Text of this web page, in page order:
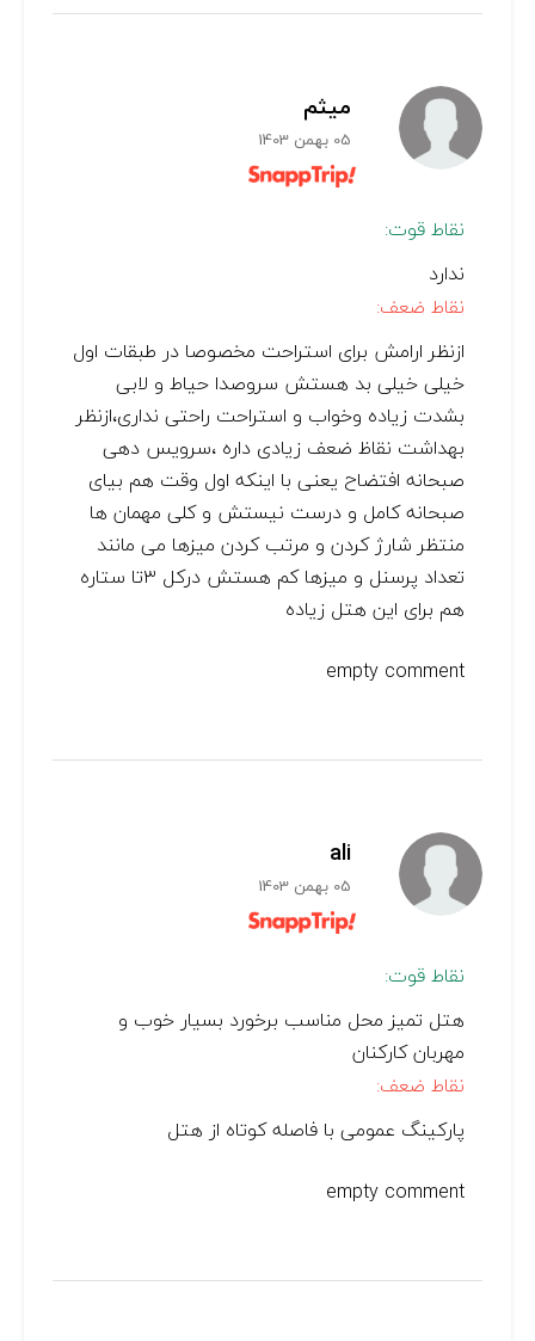
میثم
05 بهمن 1403
نقاط قوت:
ندارد
نقاط ضعف:
ازنظر ارامش برای استراحت مخصوصا در طبقات اول
خیلی خیلی بد هستش سروصدا حیاط و لابی
بشدت زیاده وخواب و استراحت راحتی نداری،ازنظر
بهداشت نقاظ ضعف زیادی داره ،سرویس دهی
صبحانه افتضاح یعنی با اینکه اول وقت هم بیای
صبحانه کامل و درست نیستش و کلی مهمان ها
منتظر شارژ کردن و مرتب کردن میزها می مانند
تعداد پرسنل و میزها کم هستش درکل ۳تا ستاره
هم برای این هتل زیاده
empty comment
ali
05 بهمن 1403
نقاط قوت:
هتل تمیز محل مناسب برخورد بسیار خوب و
مهربان کارکنان
نقاط ضعف:
پارکینگ عمومی با فاصله کوتاه از هتل
empty comment